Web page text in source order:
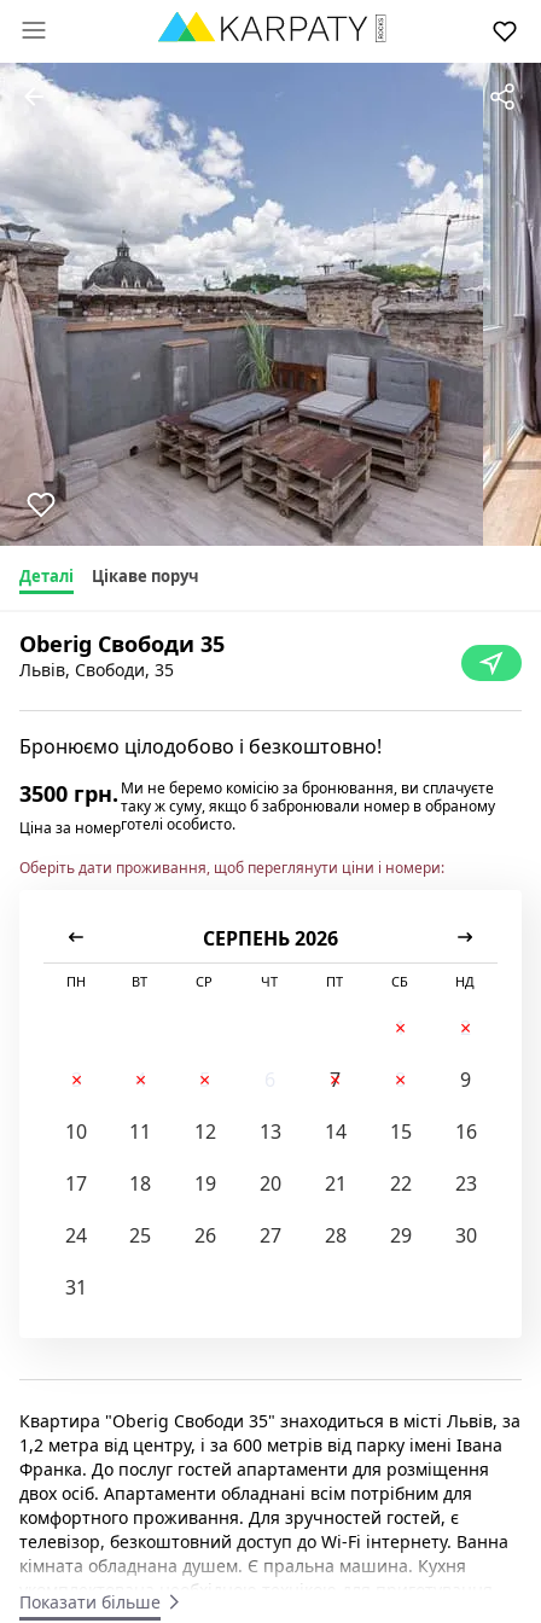
Деталі Цікаве поруч
Оberig Свободи 35
Львів, Свободи, 35
Бронюємо цілодобово і безкоштовно!
3500 грн.
Ціна за номер
Ми не беремо комісію за бронювання, ви сплачуєте
таку ж суму, якщо б забронювали номер в обраному
готелі особисто.
Оберіть дати проживання, щоб переглянути ціни і номери:
СЕРПЕНЬ 2026
ПН ВТ СР ЧТ ПТ СБ НД
1
2
3
4 5 7 8
9
10
11 12 13 14 15
16
17
18 19 20 21 22
23
24
25 26 27 28 29
30
31
Квартира "Оberig Свободи 35" знаходиться в місті Львів, за
1,2 метра від центру, і за 600 метрів від парку імені Івана
Франка. До послуг гостей апартаменти для розміщення
двох осіб. Апартаменти обладнані всім потрібним для
комфортного проживання. Для зручностей гостей, є
телевізор, безкоштовний доступ до Wi-Fi інтернету. Ванна
кімната обладнана душем. Є пральна машина. Кухня
укомплектована необхідною технікою для приготування
їжі. Біля будинку є автостоянка. Апартаменти з виходом на
Показати більше